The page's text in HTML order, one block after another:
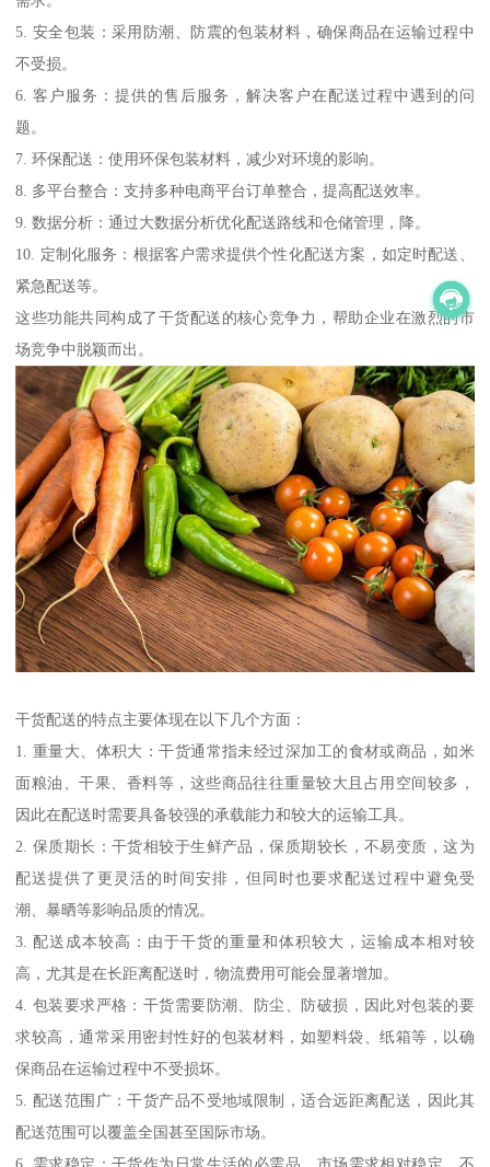
5. 安全包装：采用防潮、防震的包装材料，确保商品在运输过程中
不受损。
6. 客户服务：提供的售后服务，解决客户在配送过程中遇到的问
题。
7. 环保配送：使用环保包装材料，减少对环境的影响。
8. 多平台整合：支持多种电商平台订单整合，提高配送效率。
9. 数据分析：通过大数据分析优化配送路线和仓储管理，降。
10. 定制化服务：根据客户需求提供个性化配送方案，如定时配送、
紧急配送等。
这些功能共同构成了干货配送的核心竞争力，帮助企业在激烈的市
场竞争中脱颖而出。
干货配送的特点主要体现在以下几个方面：
1. 重量大、体积大：干货通常指未经过深加工的食材或商品，如米
面粮油、干果、香料等，这些商品往往重量较大且占用空间较多，
因此在配送时需要具备较强的承载能力和较大的运输工具。
2. 保质期长：干货相较于生鲜产品，保质期较长，不易变质，这为
配送提供了更灵活的时间安排，但同时也要求配送过程中避免受
潮、暴晒等影响品质的情况。
3. 配送成本较高：由于干货的重量和体积较大，运输成本相对较
高，尤其是在长距离配送时，物流费用可能会显著增加。
4. 包装要求严格：干货需要防潮、防尘、防破损，因此对包装的要
求较高，通常采用密封性好的包装材料，如塑料袋、纸箱等，以确
保商品在运输过程中不受损坏。
5. 配送范围广：干货产品不受地域限制，适合远距离配送，因此其
配送范围可以覆盖全国甚至国际市场。